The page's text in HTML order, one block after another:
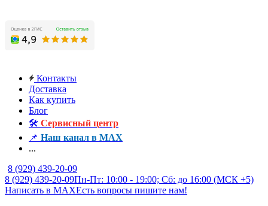
Контакты
Доставка
Как купить
Блог
🛠️ Сервисный центр
📌 Наш канал в MAX
...
8 (929) 439-20-09
8 (929) 439-20-09Пн-Пт: 10:00 - 19:00; Сб: до 16:00 (МСК +5)
Написать в MAXЕсть вопросы пишите нам!